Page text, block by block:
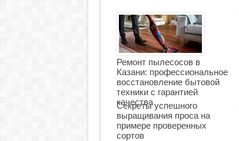
Ремонт пылесосов в
Казани: профессиональное
восстановление бытовой
техники с гарантией
качества
Секреты успешного
выращивания проса на
примере проверенных
сортов